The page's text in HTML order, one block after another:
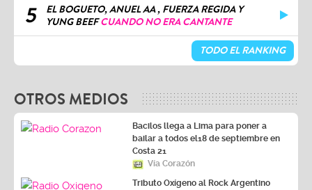
5
EL BOGUETO, ANUEL AA , FUERZA REGIDA Y
YUNG BEEFCUANDO NO ERA CANTANTE
TODO EL RANKING
OTROS MEDIOS
Bacilos llega a Lima para poner a
bailar a todos el18 de septiembre en
Costa 21
Vía Corazón
Tributo Oxígeno al Rock Argentino